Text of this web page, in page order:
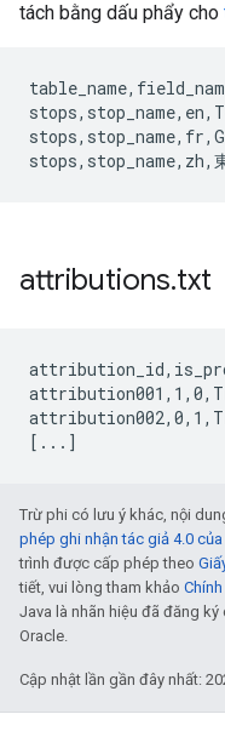
tách bằng dấu phẩy cho
attributions.txt
Trừ phi có lưu ý khác, nội
phép ghi nhận tác giả 4.0
trình được cấp phép theo
tiết, vui lòng tham khảo
Java là nhãn hiệu đã đăng
Oracle.
Cập nhật lần gần đây nhất: